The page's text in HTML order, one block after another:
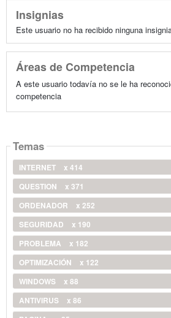
Insignias
Este usuario no ha recibido ninguna
Áreas de Competencia
A este usuario todavía no se le ha
competencia
Temas
INTERNET
x 414
QUESTION
x 371
ORDENADOR
x 252
SEGURIDAD
x 190
PROBLEMA
x 182
OPTIMIZACIÓN
x 122
WINDOWS
x 88
ANTIVIRUS
x 86